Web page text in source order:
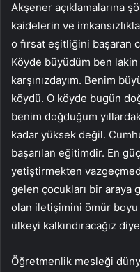
Akşener açıklamalarına
kaidelerin ve
o fırsat eşitliğini başaran
Köyde büyüdüm ben lakin
karşınızdayım. Benim
köydü. O köyde bugün
benim doğduğum
kadar yüksek değil.
başarılan eğitimdir. En
yetiştirmekten
gelen çocukları bir
olan iletişimini ömür boyu
ülkeyi kalkındıracağız
Öğretmenlik mesleği